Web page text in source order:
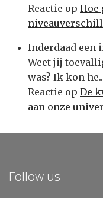
Reactie op Hoe
Inderdaad een
Weet jij
was? Ik kon
Reactie op De
aan onze
Follow us